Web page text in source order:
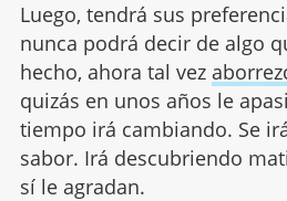
Luego, tendrá sus
nunca podrá decir de algo
hecho, ahora tal vez
quizás en unos años le
tiempo irá cambiando. Se
sabor. Irá descubriendo
sí le agradan.